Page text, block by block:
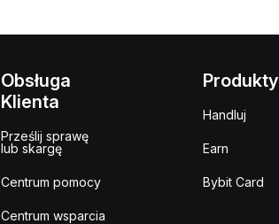
Obsługa
Klienta
Prześlij sprawę
lub skargę
Centrum pomocy
Centrum wsparcia
Produkty
Handluj
Earn
Bybit Card